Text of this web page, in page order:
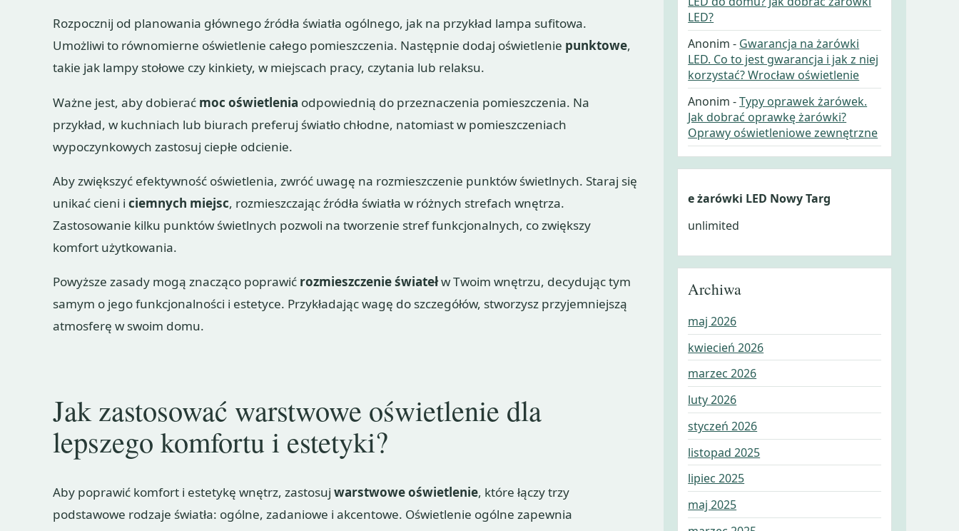
Rozpocznij od planowania głównego źródła światła ogólnego, jak na przykład lampa sufitowa.
Umożliwi to równomierne oświetlenie całego pomieszczenia. Następnie dodaj oświetlenie punktowe,
takie jak lampy stołowe czy kinkiety, w miejscach pracy, czytania lub relaksu.
Ważne jest, aby dobierać moc oświetlenia odpowiednią do przeznaczenia pomieszczenia. Na
przykład, w kuchniach lub biurach preferuj światło chłodne, natomiast w pomieszczeniach
wypoczynkowych zastosuj ciepłe odcienie.
Aby zwiększyć efektywność oświetlenia, zwróć uwagę na rozmieszczenie punktów świetlnych. Staraj się
unikać cieni iciemnych miejsc, rozmieszczając źródła światła w różnych strefach wnętrza.
Zastosowanie kilku punktów świetlnych pozwoli na tworzenie stref funkcjonalnych, co zwiększy
komfort użytkowania.
Powyższe zasady mogą znacząco poprawić rozmieszczenie światełw Twoim wnętrzu, decydując tym
samym o jego funkcjonalności i estetyce. Przykładając wagę do szczegółów, stworzysz przyjemniejszą
atmosferę w swoim domu.
Jak zastosować warstwowe oświetlenie dla
lepszego komfortu i estetyki?
Aby poprawić komfort i estetykę wnętrz, zastosujwarstwowe oświetlenie, które łączy trzy
podstawowe rodzaje światła: ogólne, zadaniowe i akcentowe. Oświetlenie ogólne zapewnia
LED?
Anonim - Gwarancja na żarówki
LED. Co to jest gwarancja i jak z niej
korzystać? Wrocław oświetlenie
Anonim -Typy oprawek żarówek.
Jak dobrać oprawkę żarówki?
Oprawy oświetleniowe zewnętrzne
e żarówki LED Nowy Targ
unlimited
Archiwa
maj 2026
kwiecień 2026
marzec 2026
luty 2026
styczeń 2026
listopad 2025
lipiec 2025
maj 2025